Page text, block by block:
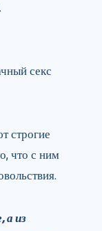
секс
строгие
что с ним
а из